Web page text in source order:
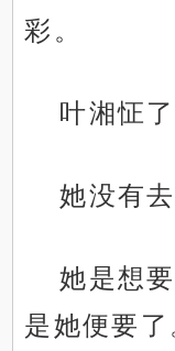
彩。
叶湘怔
她没有去
她是想
是她便要了